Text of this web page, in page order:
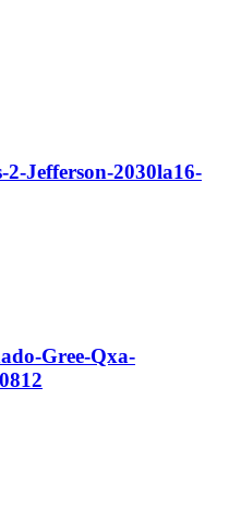
Jefferson-2030la16-
Gree-Qxa-